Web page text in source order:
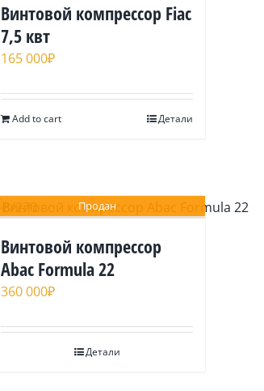
Винтовой компрессор Fiac
7,5 квт
165 000₽
Add to cart Детали
Продан
Винтовой компрессор
Abac Formula 22
360 000₽
Детали